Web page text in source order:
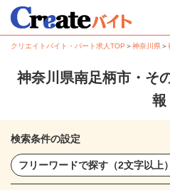
クリエイトバイト・パート求人TOP ＞神奈川県＞
神奈川県南足柄市・そ
報
検索条件の設定